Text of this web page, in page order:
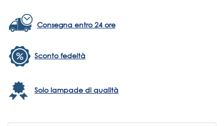
Consegna entro 24 ore
Sconto fedeltà
Solo lampade di qualità